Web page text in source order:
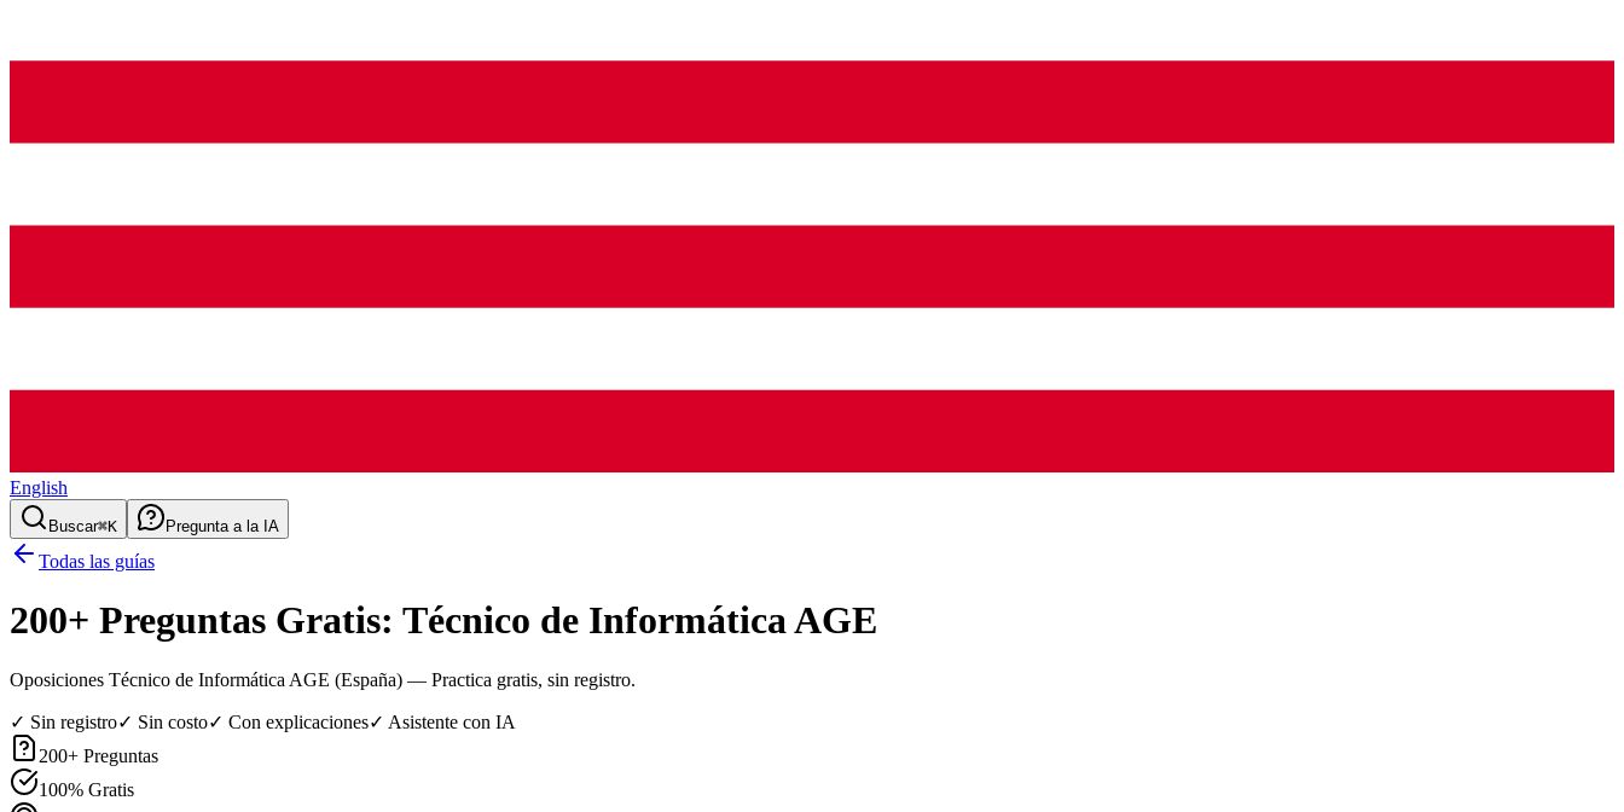
English
Buscar⌘K Pregunta a la IA
Todas las guías
200+ Preguntas Gratis: Técnico de Informática AGE
Oposiciones Técnico de Informática AGE (España) — Practica gratis, sin registro.
✓ Sin registro✓ Sin costo✓ Con explicaciones✓ Asistente con IA
200+ Preguntas
100% Gratis